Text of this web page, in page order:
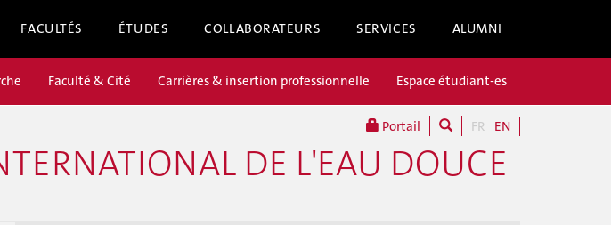
FACULTÉS ÉTUDES COLLABORATEURS SERVICES ALUMNI
Portail FR EN
Faculté & Cité Carrières & insertion professionnelle Espace étudiant-es
DE L'EAU DOUCE